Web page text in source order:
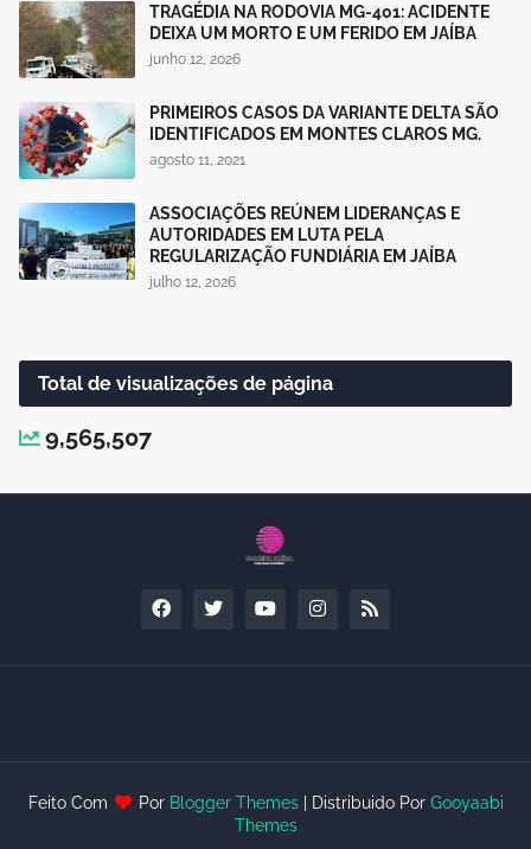
TRAGÉDIA NA RODOVIA MG-401: ACIDENTE
DEIXA UM MORTO E UM FERIDO EM JAÍBA
junho 12, 2026
PRIMEIROS CASOS DA VARIANTE DELTA SÃO
IDENTIFICADOS EM MONTES CLAROS MG.
agosto 11, 2021
ASSOCIAÇÕES REÚNEM LIDERANÇAS E
AUTORIDADES EM LUTA PELA
REGULARIZAÇÃO FUNDIÁRIA EM JAÍBA
julho 12, 2026
Total de visualizações de página
9,565,507
Feito Com Por Blogger Themes| Distribuido Por Gooyaabi
Themes